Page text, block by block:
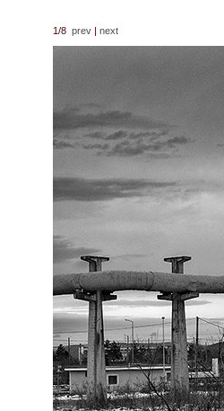
1/8 prev | next